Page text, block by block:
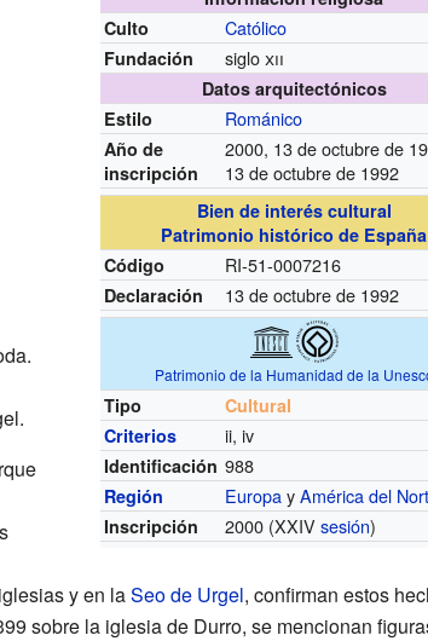
Culto
Católico
Fundación sigloxii
Datos arquitectónicos
Estilo
Románico
Año de
inscripción
2000, 13 de octubre de
13 de octubre de 1992
Bien de interés cultural
Patrimonio histórico de España
Código
RI-51-0007216
Declaración 13 de octubre de 1992
Patrimonio de la Humanidad de la
Tipo
Cultural
Criterios
ii, iv
Identificación 988
Región EuropayAmérica del
Inscripción 2000 (XXIVsesión)
y en laSeo de Urgel, confirman estos
sobre la iglesia de Durro, se mencionan